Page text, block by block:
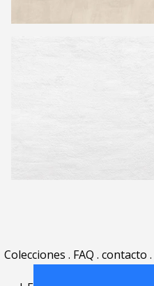
Colecciones . FAQ . contacto .